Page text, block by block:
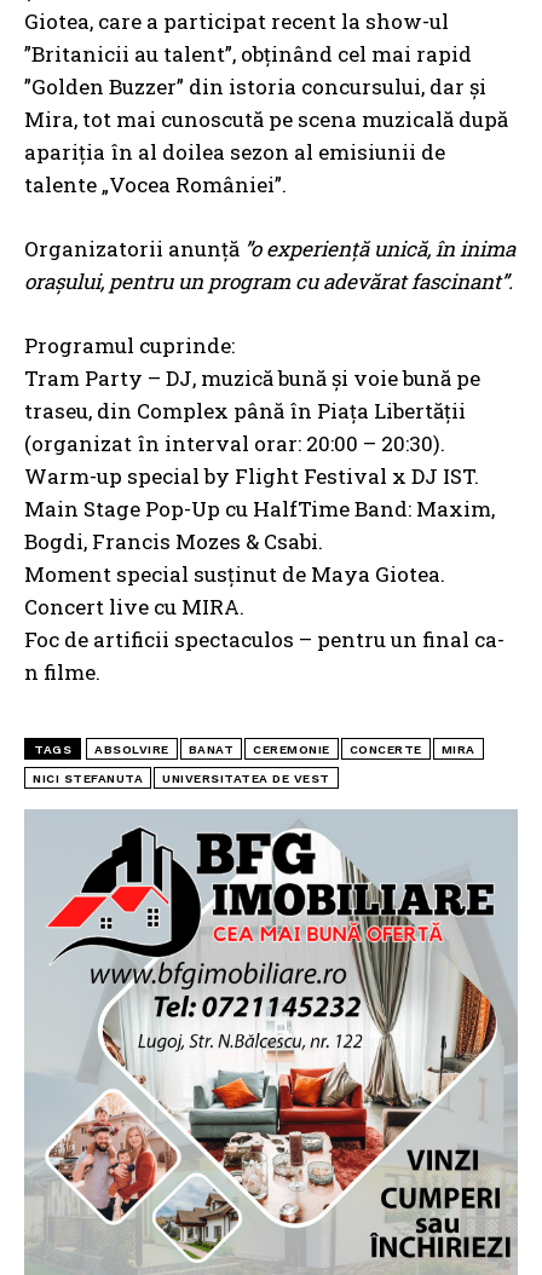
Giotea, care a participat recent la show-ul
”Britanicii au talent”, obținând cel mai rapid
”Golden Buzzer” din istoria concursului, dar și
Mira, tot mai cunoscută pe scena muzicală după
apariția în al doilea sezon al emisiunii de
talente „Vocea României”.
Organizatorii anunță ”o experiență unică, în inima
orașului, pentru un program cu adevărat fascinant”.
Programul cuprinde:
Tram Party – DJ, muzică bună și voie bună pe
traseu, din Complex până în Piața Libertății
(organizat în interval orar: 20:00 – 20:30).
Warm-up special by Flight Festival x DJ IST.
Main Stage Pop-Up cu HalfTime Band: Maxim,
Bogdi, Francis Mozes & Csabi.
Moment special susținut de Maya Giotea.
Concert live cu MIRA.
Foc de artificii spectaculos – pentru un final ca-
n filme.
TAGS ABSOLVIRE BANAT CEREMONIE CONCERTE MIRA
NICI STEFANUTA UNIVERSITATEA DE VEST